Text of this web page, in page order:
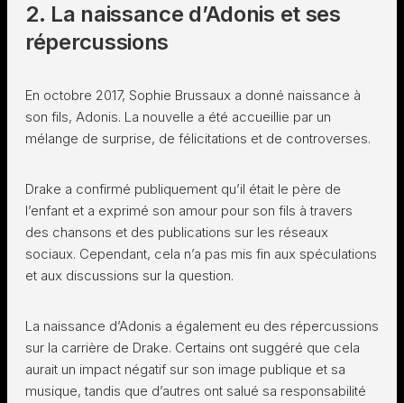
2. La naissance d’Adonis et ses
répercussions
En octobre 2017, Sophie Brussaux a donné naissance à
son fils, Adonis. La nouvelle a été accueillie par un
mélange de surprise, de félicitations et de controverses.
Drake a confirmé publiquement qu’il était le père de
l’enfant et a exprimé son amour pour son fils à travers
des chansons et des publications sur les réseaux
sociaux. Cependant, cela n’a pas mis fin aux spéculations
et aux discussions sur la question.
La naissance d’Adonis a également eu des répercussions
sur la carrière de Drake. Certains ont suggéré que cela
aurait un impact négatif sur son image publique et sa
musique, tandis que d’autres ont salué sa responsabilité